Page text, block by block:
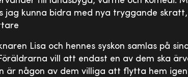
jag kunna bidra med nya tryggande
Lisa och hennes syskon samlas på
vill att endast en av dem ska
är någon av dem villiga att flytta hem